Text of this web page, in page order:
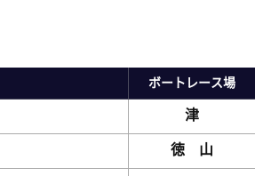
ボートレース場
津
徳 山